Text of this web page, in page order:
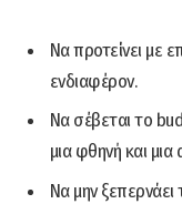
Να προτείνει με
ενδιαφέρον.
Να σέβεται το
μια φθηνή και μια
Να μην ξεπερνάει